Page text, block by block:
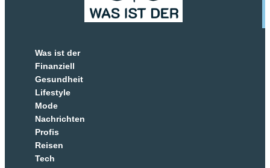
Was ist der
Finanziell
Gesundheit
Lifestyle
Mode
Nachrichten
Profis
Reisen
Tech